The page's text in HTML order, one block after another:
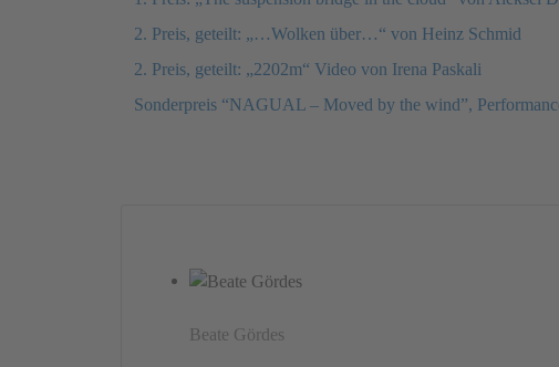
2. Preis, geteilt: „…Wolken über…“ von Heinz Schmid
2. Preis, geteilt: „2202m“ Video von Irena Paskali
Sonderpreis “NAGUAL – Moved by the wind”,
Beate Gördes